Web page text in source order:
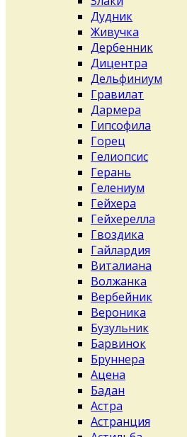
Дудник
Живучка
Дербенник
Дицентра
Дельфиниум
Гравилат
Дармера
Гипсофила
Горец
Гелиопсис
Герань
Гелениум
Гейхера
Гейхерелла
Гвоздика
Гайлардия
Виталиана
Волжанка
Вербейник
Вероника
Бузульник
Барвинок
Бруннера
Ацена
Бадан
Астра
Астранция